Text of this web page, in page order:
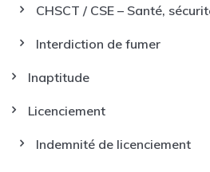
CHSCT / CSE – Santé,
Interdiction de fumer
Inaptitude
Licenciement
Indemnité de licenciement